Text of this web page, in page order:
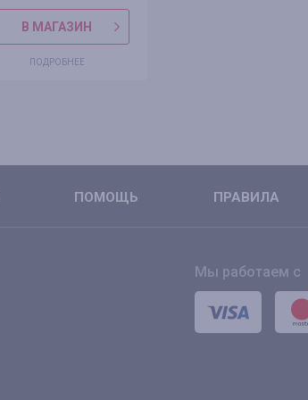
В МАГАЗИН
ПОДРОБНЕЕ
ПОМОЩЬ ПРАВИЛА
Мы работаем с